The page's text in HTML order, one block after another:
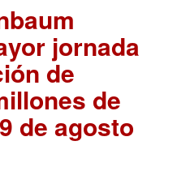
jornada
de
de
de agosto